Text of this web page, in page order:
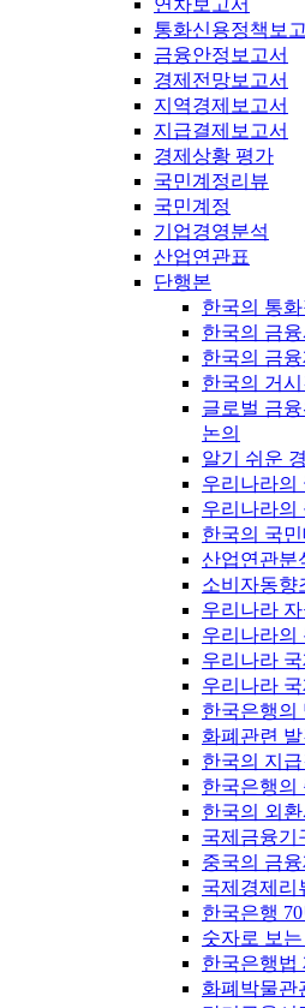
연차보고서
통화신용정책보
금융안정보고서
경제전망보고서
지역경제보고서
지급결제보고서
경제상황 평가
국민계정리뷰
국민계정
기업경영분석
산업연관표
단행본
한국의 통
한국의 금
한국의 금
한국의 거
글로벌 금
논의
알기 쉬운
우리나라의
우리나라의
한국의 국
산업연관분
소비자동향
우리나라
우리나라의
우리나라
우리나라
한국은행의
화폐관련
한국의 지
한국은행의
한국의 외
국제금융기
중국의 금
국제경제리
한국은행
숫자로 보는
한국은행법
화폐박물관